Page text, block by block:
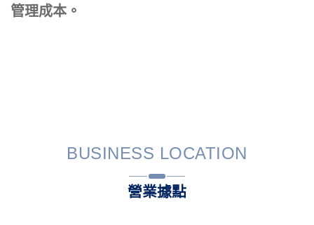
管理成本。
BUSINESS LOCATION
營業據點